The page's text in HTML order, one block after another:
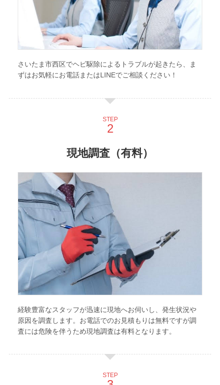
さいたま市西区でヘビ駆除によるトラブルが起きたら、ま
ずはお気軽にお電話またはLINEでご相談ください！
STEP
現地調査（有料）
経験豊富なスタッフが迅速に現地へお伺いし、発生状況や
原因を調査します。お電話でのお見積もりは無料ですが調
査には危険を伴うため現地調査は有料となります。
STEP